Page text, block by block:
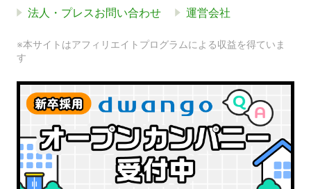
法人・プレスお問い合わせ 運営会社
※本サイトはアフィリエイトプログラムによる収益を得ていま
す